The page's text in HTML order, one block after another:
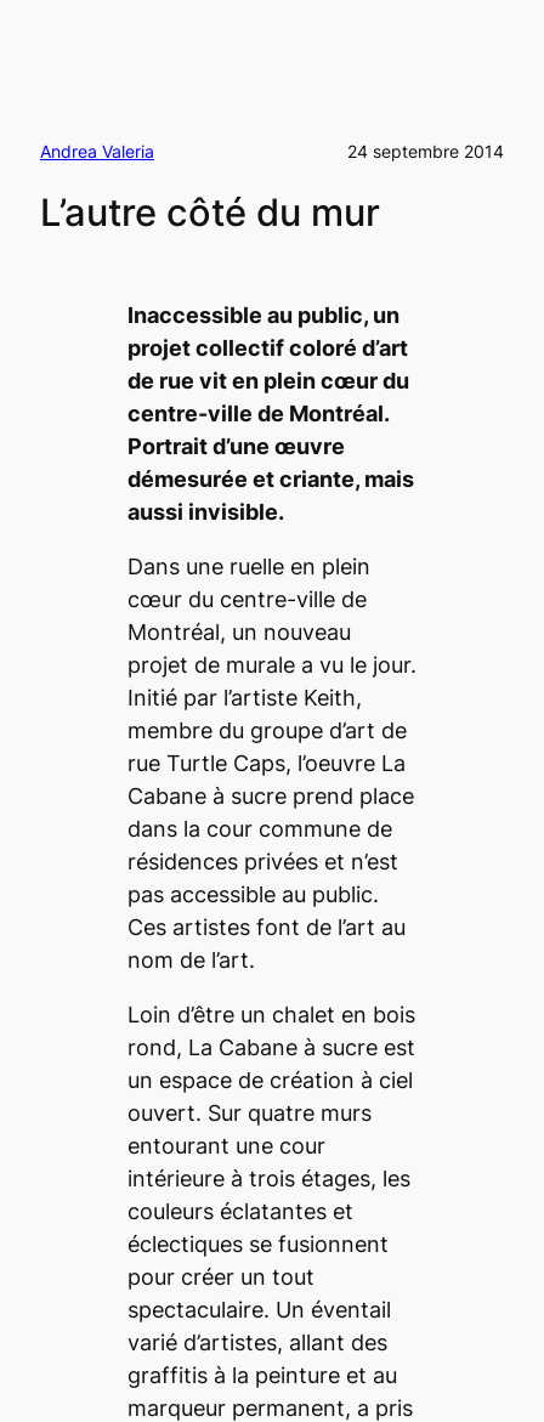
Andrea Valeria 24 septembre 2014
L’autre côté du mur
Inaccessible au public, un
projet collectif coloré d’art
de rue vit en plein cœur du
centre-ville de Montréal.
Portrait d’une œuvre
démesurée et criante, mais
aussi invisible.
Dans une ruelle en plein
cœur du centre-ville de
Montréal, un nouveau
projet de murale a vu le jour.
Initié par l’artiste Keith,
membre du groupe d’art de
rue Turtle Caps, l’oeuvre La
Cabane à sucreprend place
dans la cour commune de
résidences privées et n’est
pas accessible au public.
Ces artistes font de l’art au
nom de l’art.
Loin d’être un chalet en bois
rond, La Cabane à sucreest
un espace de création à ciel
ouvert. Sur quatre murs
entourant une cour
intérieure à trois étages, les
couleurs éclatantes et
éclectiques se fusionnent
pour créer un tout
spectaculaire. Un éventail
varié d’artistes, allant des
graffitis à la peinture et au
marqueur permanent, a pris